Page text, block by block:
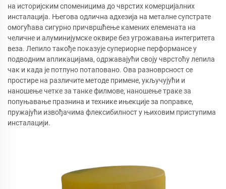
на историјским споменицима до чврстих комерцијалних
инсталација. Његова одлична адхезија на металне супстрате
омогућава сигурно причвршћење камених елемената на
челичне и алуминијумске оквире без угрожавања интегритета
веза. Лепило такође показује супериорне перформансе у
подводним апликацијама, одржавајући своју чврстоћу лепила
чак и када је потпуно потаповано. Ова разноврсност се
простире на различите методе примене, укључујући и
наношење четке за танке филмове, наношење траке за
попуњавање празнина и технике ињекције за поправке,
пружајући извођачима флексибилност у њиховим приступима
инсталацији.